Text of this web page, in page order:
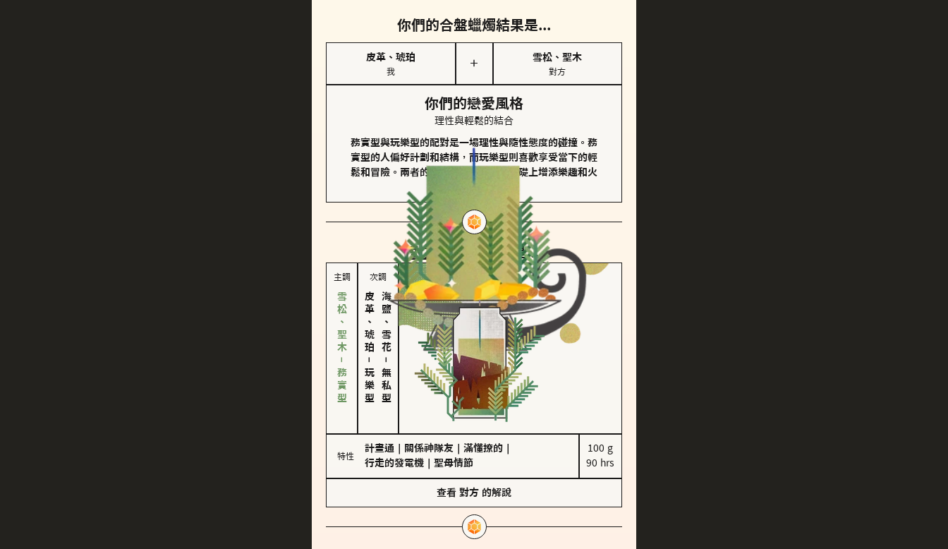
你們的合盤蠟燭結果是...
皮革、琥珀
我
＋
雪松、聖木
對方
你們的戀愛風格
理性與輕鬆的結合
務實型與玩樂型的配對是一場理性與隨性態度的碰撞。務
實型的人偏好計劃和結構，而玩樂型則喜歡享受當下的輕
鬆和冒險。兩者的關係能夠在穩定的基礎上增添樂趣和火
花。
對方的主調蠟燭是...
主調
雪松、聖木－務實型
次調
皮革、琥珀
－
玩樂型
海鹽、雪花
－
無私型
特性
計畫通 關係神隊友 滿懂撩的
行走的發電機
聖母情節
100 g
90 hrs
查看 對方 的解說